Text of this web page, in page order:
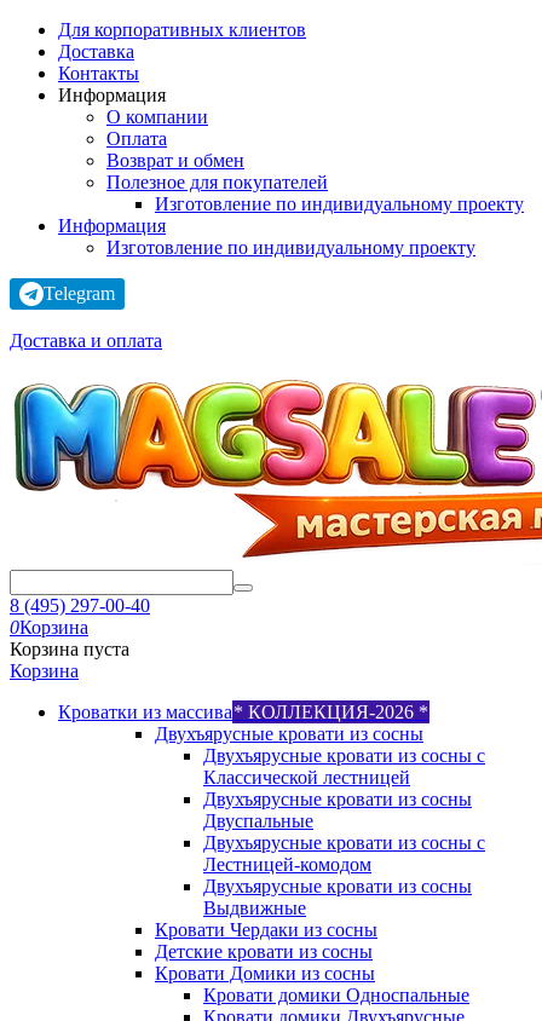
Для корпоративных клиентов
Доставка
Контакты
Информация
О компании
Оплата
Возврат и обмен
Полезное для покупателей
Изготовление по индивидуальному проекту
Информация
Изготовление по индивидуальному проекту
Telegram
Доставка и оплата
8 (495) 297-00-40
0Корзина
Корзина пуста
Корзина
Кроватки из массива* КОЛЛЕКЦИЯ-2026 *
Двухъярусные кровати из сосны
Двухъярусные кровати из сосны с
Классической лестницей
Двухъярусные кровати из сосны
Двуспальные
Двухъярусные кровати из сосны с
Лестницей-комодом
Двухъярусные кровати из сосны
Выдвижные
Кровати Чердаки из сосны
Детские кровати из сосны
Кровати Домики из сосны
Кровати домики Односпальные
Кровати домики Двухъярусные